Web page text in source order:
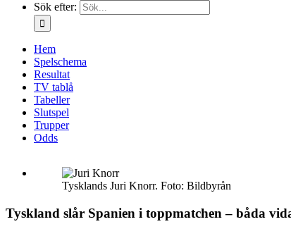
Sök efter:
Hem
Spelschema
Resultat
TV tablå
Tabeller
Slutspel
Trupper
Odds
Tysklands Juri Knorr. Foto: Bildbyrån
Tyskland slår Spanien i toppmatchen – båda